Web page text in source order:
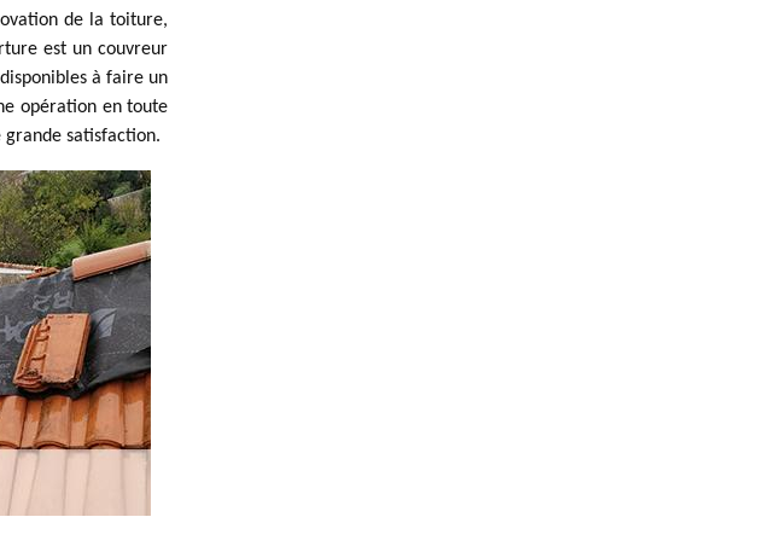
de la toiture,
est un couvreur
à faire un
opération en toute
grande satisfaction.